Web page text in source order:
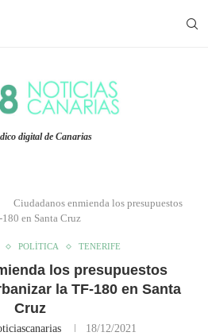
digital de Canarias
Ciudadanos enmienda los presupuestos
en Santa Cruz
POLÍTICA TENERIFE
los presupuestos
la TF-180 en Santa
Cruz
18/12/2021